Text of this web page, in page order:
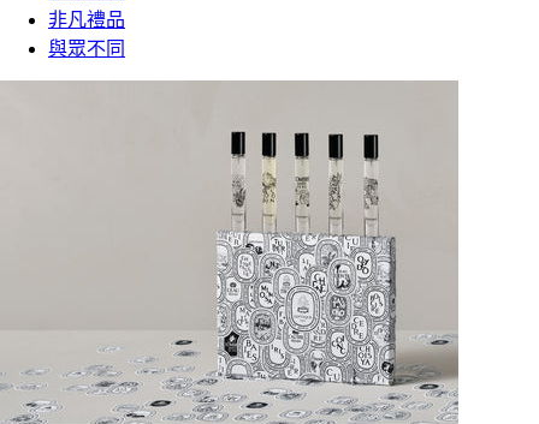
非凡禮品
與眾不同